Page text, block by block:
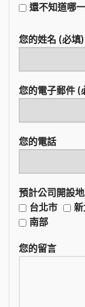
還不知道哪
您的姓名 (必填)
您的電子郵件 (
您的電話
預計公司開設
台北市
南部
您的留言